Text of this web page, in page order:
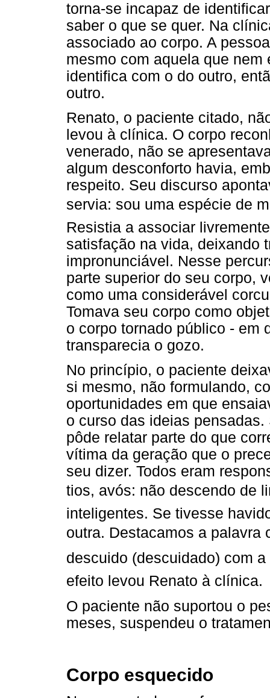
torna-se incapaz de
saber o que se quer. Na
associado ao corpo. A
mesmo com aquela que
identifica com o do outro,
outro.
Renato, o paciente citado,
levou à clínica. O corpo
venerado, não se
algum desconforto havia,
respeito. Seu discurso
servia: sou uma espécie de
Resistia a associar
satisfação na vida, deixando
impronunciável. Nesse
parte superior do seu corpo,
como uma considerável
Tomava seu corpo como
o corpo tornado público - em
transparecia o gozo.
No princípio, o paciente
si mesmo, não formulando,
oportunidades em que
o curso das ideias
pôde relatar parte do que
vítima da geração que o
seu dizer. Todos eram
tios, avós: não descendo de
inteligentes. Se tivesse
outra. Destacamos a
descuido (descuidado) com a
efeito levou Renato à clínica.
O paciente não suportou o
meses, suspendeu o
Corpo esquecido